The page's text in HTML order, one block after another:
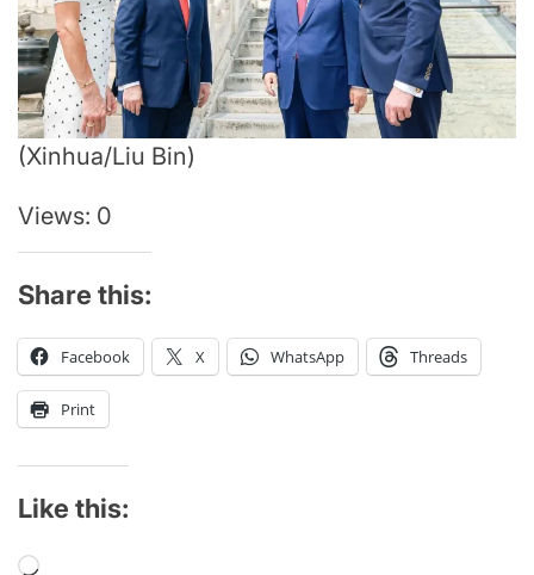
(Xinhua/Liu Bin)
Views: 0
Share this:
Facebook X WhatsApp Threads
Print
Like this:
Loading…